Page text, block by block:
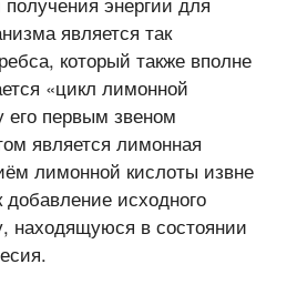
является так
который также вполне
«цикл лимонной
его первым звеном
является лимонная
лимонной кислоты извне
добавление исходного
находящуюся в состоянии